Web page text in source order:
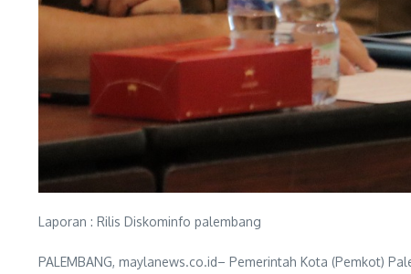
Laporan : Rilis Diskominfo palembang
PALEMBANG, maylanews.co.id– Pemerintah Kota (Pemkot)